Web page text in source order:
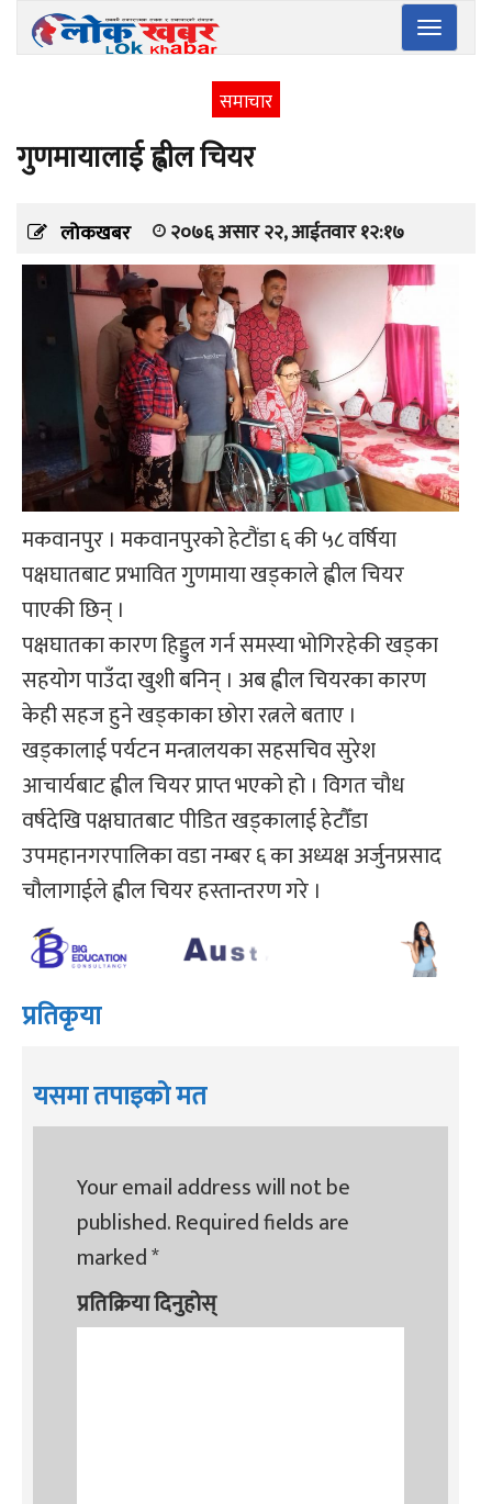
Toggle
समाचार
गुणमायालाई ह्वील चियर
लोकखबर २०७६ असार २२, आईतवार १२:१७
मकवानपुर । मकवानपुरको हेटौंडा ६ की ५८ वर्षिया
पक्षघातबाट प्रभावित गुणमाया खड्काले ह्वील चियर
पाएकी छिन् ।
पक्षघातका कारण हिड्डुल गर्न समस्या भोगिरहेकी खड्का
सहयोग पाउँदा खुशी बनिन् । अब ह्वील चियरका कारण
केही सहज हुने खड्काका छोरा रत्नले बताए ।
खड्कालाई पर्यटन मन्त्रालयका सहसचिव सुरेश
आचार्यबाट ह्वील चियर प्राप्त भएको हो । विगत चौध
वर्षदेखि पक्षघातबाट पीडित खड्कालाई हेटौँडा
उपमहानगरपालिका वडा नम्बर ६ का अध्यक्ष अर्जुनप्रसाद
चौलागाईले ह्वील चियर हस्तान्तरण गरे ।
प्रतिकृया
यसमा तपाइको मत
Your email address will not be
published.Required fields are
marked*
प्रतिक्रिया दिनुहोस्